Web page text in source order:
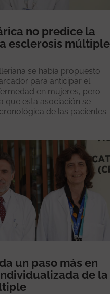
no predice la
esclerosis múltiple
se había propuesto
para anticipar el
en mujeres, pero
que esta asociación se
de las pacientes.
un paso más en
de la